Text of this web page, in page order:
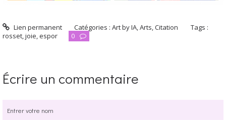
Lien permanent Catégories :Art by IA,Arts,Citation
Tags :
rosset,joie,espor 0
Écrire un commentaire